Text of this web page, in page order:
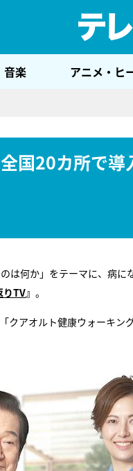
音楽 アニメ・ヒ
国20カ所で
は何か」をテーマに、病
りTV』 。
アオルト健康ウォーキン